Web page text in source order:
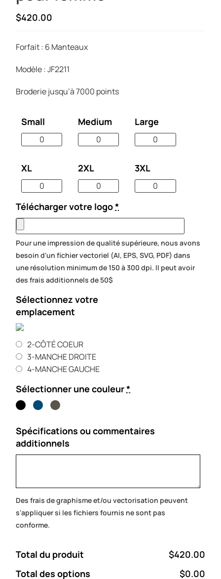
$420.00
Forfait : 6 Manteaux
Modèle : JF2211
Broderie jusqu’à 7000 points
Small Medium Large
XL 2XL 3XL
Télécharger votre logo*
Pour une impression de qualité supérieure, nous avons
besoin d'un fichier vectoriel (AI, EPS, SVG, PDF) dans
une résolution minimum de 150 à 300 dpi. Il peut avoir
des frais additionnels de 50$
Sélectionnez votre
emplacement
2-CÔTÉ COEUR
3-MANCHE DROITE
4-MANCHE GAUCHE
Sélectionner une couleur*
Spécifications ou commentaires
additionnels
Des frais de graphisme et/ou vectorisation peuvent
s'appliquer si les fichiers fournis ne sont pas
conforme.
Total du produit
$420.00
Total des options
$0.00